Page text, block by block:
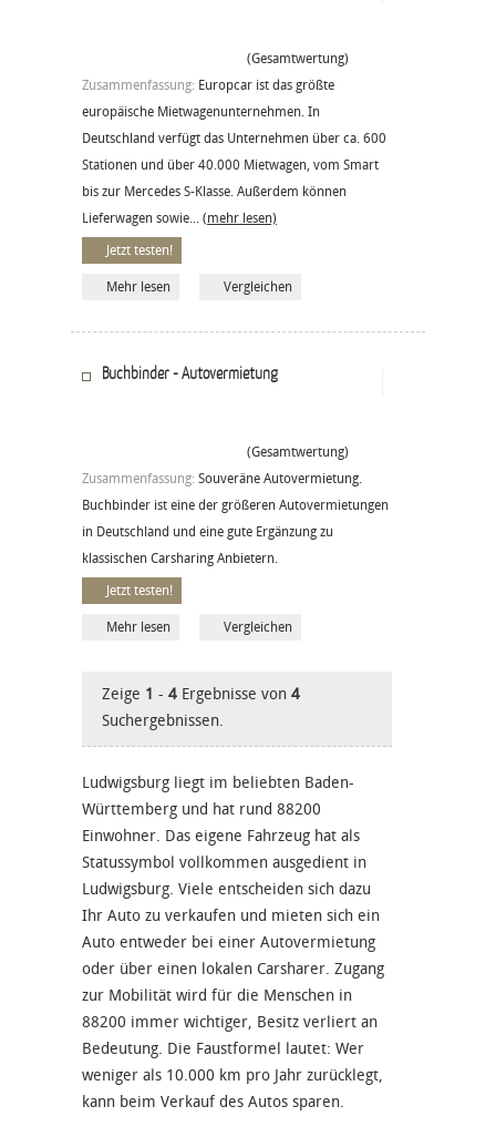
(Gesamtwertung)
Zusammenfassung: Europcar ist das größte
europäische Mietwagenunternehmen. In
Deutschland verfügt das Unternehmen über ca. 600
Stationen und über 40.000 Mietwagen, vom Smart
bis zur Mercedes S-Klasse. Außerdem können
Lieferwagen sowie... (mehr lesen)
Jetzt testen!
Mehr lesen Vergleichen
Buchbinder - Autovermietung
(Gesamtwertung)
Zusammenfassung: Souveräne Autovermietung.
Buchbinder ist eine der größeren Autovermietungen
in Deutschland und eine gute Ergänzung zu
klassischen Carsharing Anbietern.
Jetzt testen!
Mehr lesen Vergleichen
Zeige 1 - 4 Ergebnisse von 4
Suchergebnissen.
Ludwigsburg liegt im beliebten Baden-
Württemberg und hat rund 88200
Einwohner. Das eigene Fahrzeug hat als
Statussymbol vollkommen ausgedient in
Ludwigsburg. Viele entscheiden sich dazu
Ihr Auto zu verkaufen und mieten sich ein
Auto entweder bei einer Autovermietung
oder über einen lokalen Carsharer. Zugang
zur Mobilität wird für die Menschen in
88200 immer wichtiger, Besitz verliert an
Bedeutung. Die Faustformel lautet: Wer
weniger als 10.000 km pro Jahr zurücklegt,
kann beim Verkauf des Autos sparen.